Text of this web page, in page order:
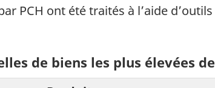
PCH ont été traités à l’aide
de biens les plus élevées